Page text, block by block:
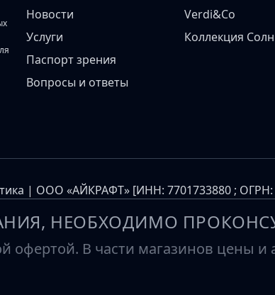
Новости
Услуги
Паспорт зрения
Вопросы и ответы
Verdi&Co
Коллекция
| ООО «АЙКРАФТ» [ИНН: 7701733880 ;
НЕОБХОДИМО
офертой. В части магазинов цены и